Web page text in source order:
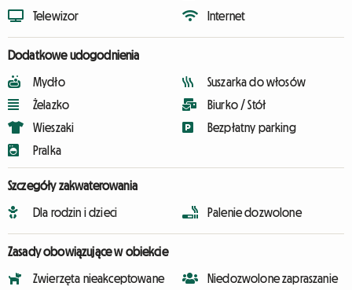
Telewizor
Internet
Dodatkowe udogodnienia
Mydło
Żelazko
Wieszaki
Pralka
Suszarka do włosów
Biurko / Stół
Bezpłatny parking
Szczegóły zakwaterowania
Dla rodzin i dzieci Palenie dozwolone
Zasady obowiązujące w obiekcie
Zwierzęta nieakceptowane Niedozwolone zapraszanie